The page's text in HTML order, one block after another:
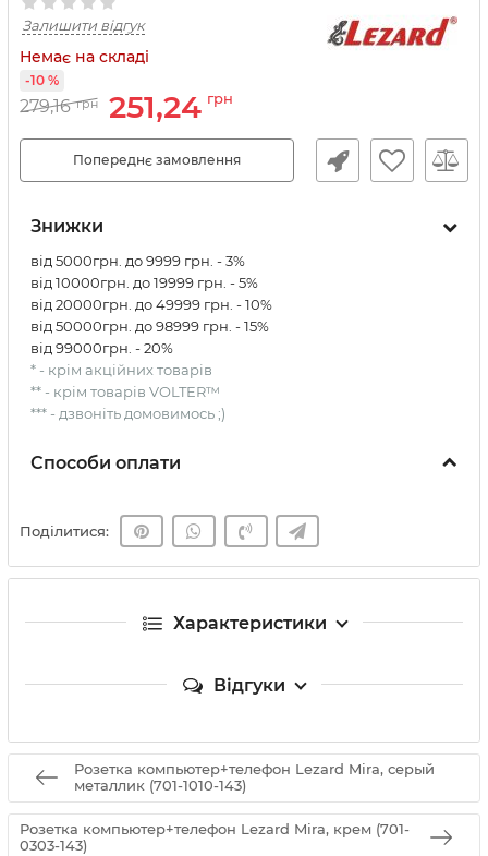
Залишити відгук
Немає на складі
279,16 грн 251,24 грн
-10 %
Попереднє замовлення
Знижки
від 5000грн. до 9999 грн. - 3%
від 10000грн. до 19999 грн. - 5%
від 20000грн. до 49999 грн. - 10%
від 50000грн. до 98999 грн. - 15%
від 99000грн. - 20%
* - крім акційних товарів
** - крім товарів VOLTER™
*** - дзвоніть домовимось ;)
Способи оплати
Поділитися:
Характеристики
Відгуки
Розетка компьютер+телефон Lezard Mira, серый
металлик (701-1010-143)
Розетка компьютер+телефон Lezard Mira, крем (701-
0303-143)